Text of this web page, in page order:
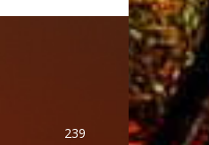
239